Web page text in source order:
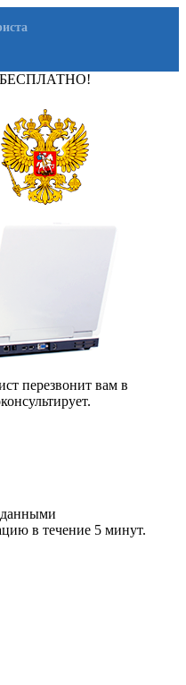
БЕСПЛАТНО!
перезвонит вам в
в течение 5 минут.